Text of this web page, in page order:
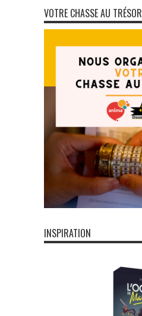
VOTRE CHASSE AU TRÉSOR
INSPIRATION